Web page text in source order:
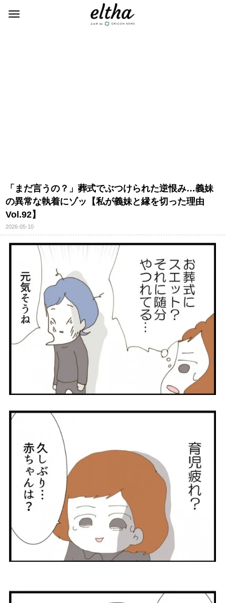
「まだ言うの？」葬式でぶつけられた逆恨み…義妹
の異常な執着にゾッ【私が義妹と縁を切った理由
Vol.92】
2026-05-10